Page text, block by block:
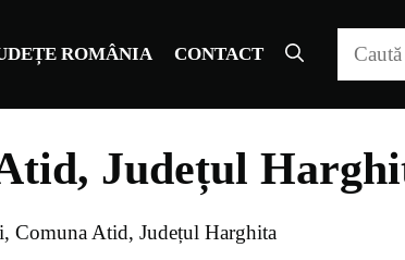
ROMÂNIA CONTACT
Județul
Comuna Atid, Județul Harghita